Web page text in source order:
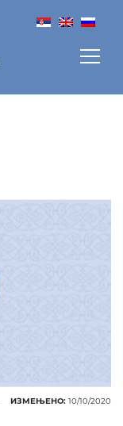
ИЗМЕЊЕНО: 10/10/2020